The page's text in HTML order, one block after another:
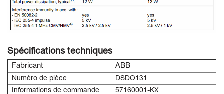
Spécifications techniques
Fabricant ABB
Numéro de pièce
DSDO131
Informations de commande
57160001-KX